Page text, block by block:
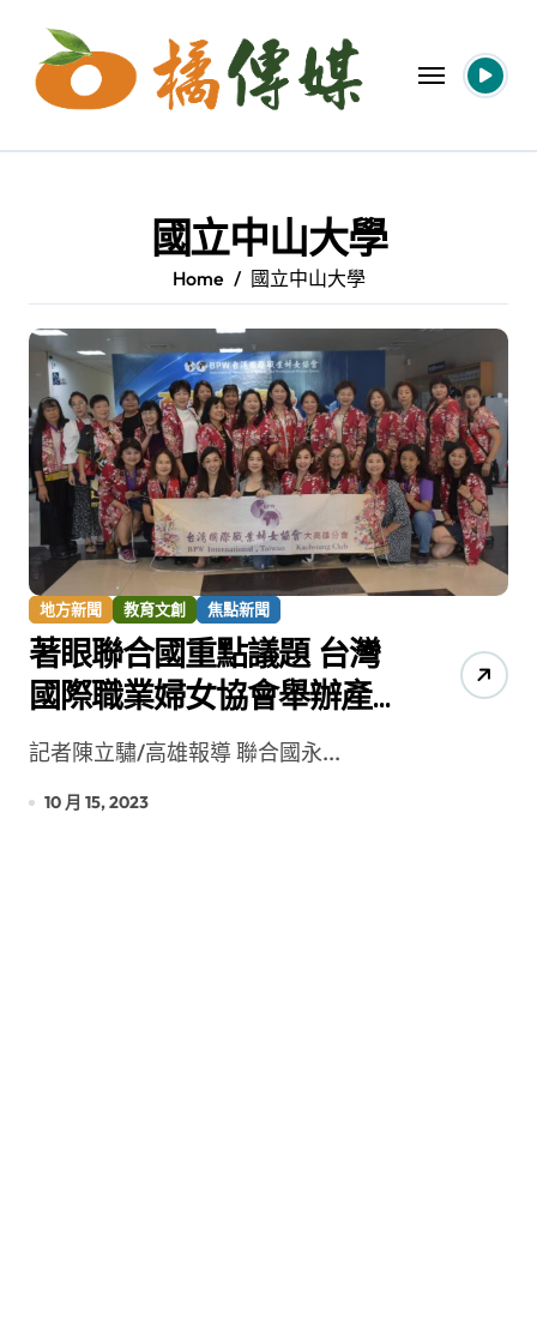
content
國立中山大學
Home 國立中山大學
地方新聞 教育文創 焦點新聞
著眼聯合國重點議題 台灣
國際職業婦女協會舉辦產
業論壇
記者陳立驌/高雄報導 聯合國永...
10 月 15, 2023